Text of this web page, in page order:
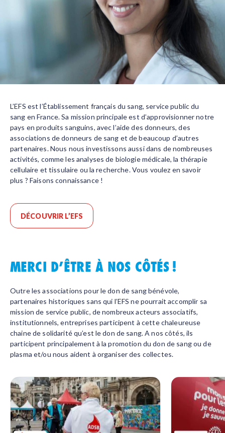
L’EFS est l’Établissement français du sang, service public du
sang en France. Sa mission principale est d’approvisionner notre
pays en produits sanguins, avec l’aide des donneurs, des
associations de donneurs de sang et de beaucoup d’autres
partenaires. Nous nous investissons aussi dans de nombreuses
activités, comme les analyses de biologie médicale, la thérapie
cellulaire et tissulaire ou la recherche. Vous voulez en savoir
plus ? Faisons connaissance !
DÉCOUVRIR L’EFS
MERCI D’ÊTRE À NOS CÔTÉS !
Outre les associations pour le don de sang bénévole,
partenaires historiques sans qui l’EFS ne pourrait accomplir sa
mission de service public, de nombreux acteurs associatifs,
institutionnels, entreprises participent à cette chaleureuse
chaine de solidarité qu’est le don de sang. A nos côtés, ils
participent principalement à la promotion du don de sang ou de
plasma et/ou nous aident à organiser des collectes.